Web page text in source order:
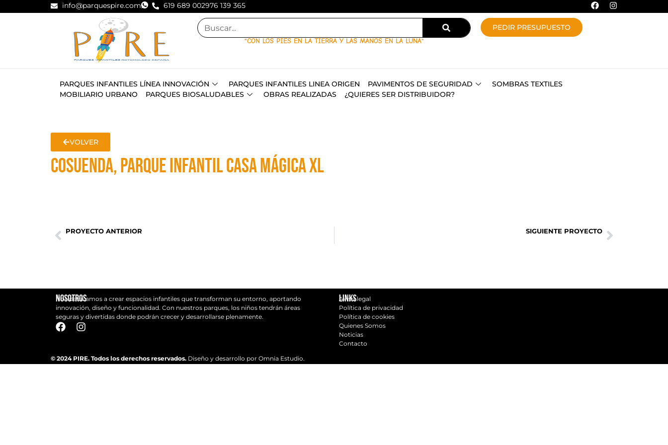
info@parquespire.com 619 689 002976 139 365
"CON LOS PIES EN LA TIERRA Y LAS MANOS EN LA LUNA"
PEDIR PRESUPUESTO
PARQUES INFANTILES LÍNEA INNOVACIÓN PARQUES INFANTILES LINEA ORIGEN PAVIMENTOS DE SEGURIDAD
SOMBRAS TEXTILES
MOBILIARIO URBANO
PARQUES BIOSALUDABLES OBRAS REALIZADAS ¿QUIERES SER DISTRIBUIDOR?
VOLVER
COSUENDA, PARQUE INFANTIL CASA MÁGICA XL
PROYECTO ANTERIOR SIGUIENTE PROYECTO
Nosotros
Nos dedicamos a crear espacios infantiles que transforman su entorno, aportando
innovación, diseño y funcionalidad. Con nuestros parques, los niños tendrán áreas
seguras y divertidas donde podrán crecer y desarrollarse plenamente.
Links
Aviso legal
Política de privacidad
Política de cookies
Quienes Somos
Noticias
Contacto
© 2024 PIRE. Todos los derechos reservados. Diseño y desarrollo por Omnia Estudio.